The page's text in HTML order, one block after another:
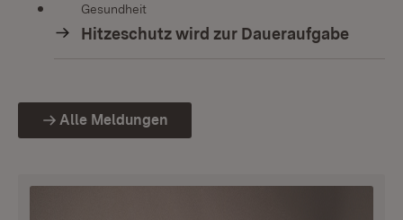
Gesundheit
Hitzeschutz wird zur Daueraufgabe
Alle Meldungen